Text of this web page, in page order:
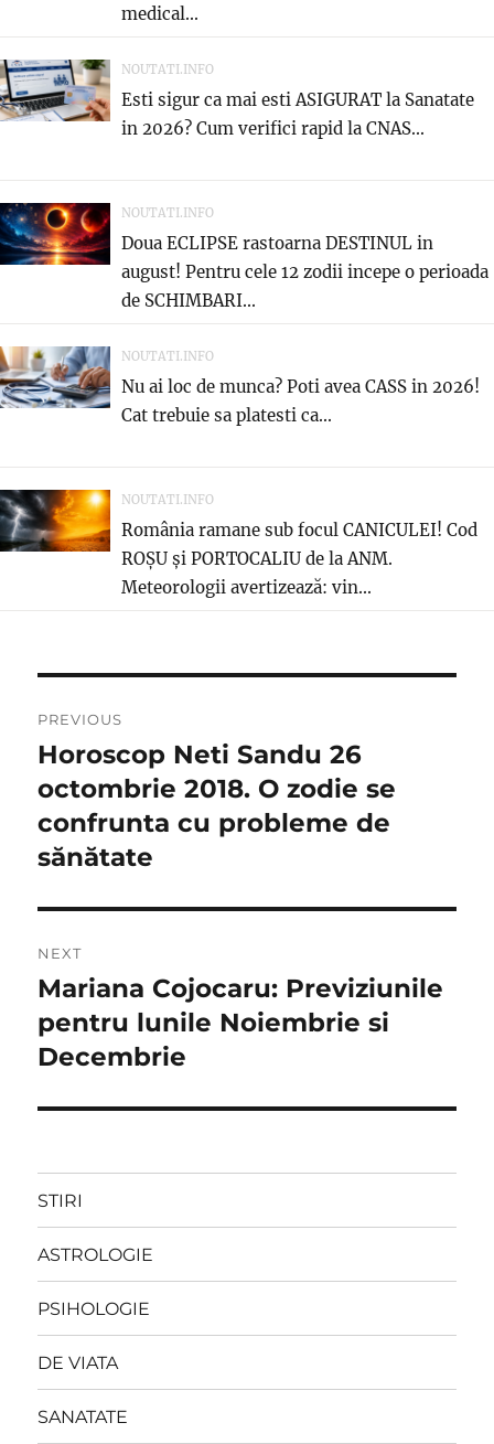
medical...
NOUTATI.INFO
Esti sigur ca mai esti ASIGURAT la Sanatate
in 2026? Cum verifici rapid la CNAS...
NOUTATI.INFO
Doua ECLIPSE rastoarna DESTINUL in
august! Pentru cele 12 zodii incepe o perioada
de SCHIMBARI...
NOUTATI.INFO
Nu ai loc de munca? Poti avea CASS in 2026!
Cat trebuie sa platesti ca...
NOUTATI.INFO
România ramane sub focul CANICULEI! Cod
ROȘU și PORTOCALIU de la ANM.
Meteorologii avertizează: vin...
în
articole
PREVIOUS
Previous
post:
Horoscop Neti Sandu 26
octombrie 2018. O zodie se
confrunta cu probleme de
sănătate
NEXT
Next
post:
Mariana Cojocaru: Previziunile
pentru lunile Noiembrie si
Decembrie
STIRI
ASTROLOGIE
PSIHOLOGIE
DE VIATA
SANATATE